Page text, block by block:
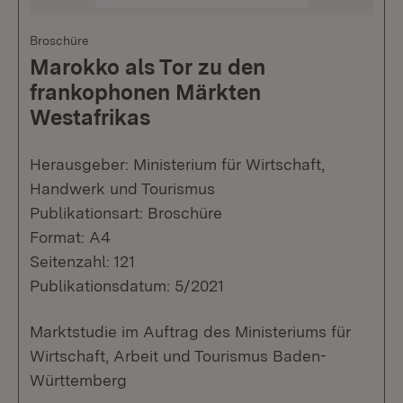
Broschüre
Marokko als Tor zu den
frankophonen Märkten
Westafrikas
Herausgeber: Ministerium für Wirtschaft,
Handwerk und Tourismus
Publikationsart: Broschüre
Format: A4
Seitenzahl: 121
Publikationsdatum: 5/2021
Marktstudie im Auftrag des Ministeriums für
Wirtschaft, Arbeit und Tourismus Baden-
Württemberg